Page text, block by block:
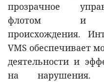
прозрачное
флотом и
происхождения.
VMS обеспечивает
деятельности и
на нарушения.